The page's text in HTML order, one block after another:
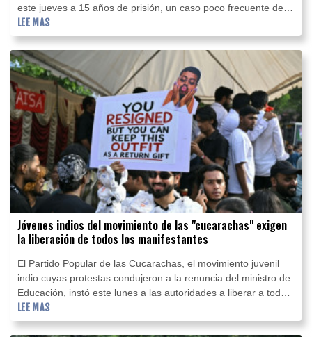
este jueves a 15 años de prisión, un caso poco frecuente de
una persona declarada culpable por un ataque perpetrado por
su hijo.
LEE MAS
Jóvenes indios del movimiento de las "cucarachas" exigen
la liberación de todos los manifestantes
El Partido Popular de las Cucarachas, el movimiento juvenil
indio cuyas protestas condujeron a la renuncia del ministro de
Educación, instó este lunes a las autoridades a liberar a todos
los manifestantes detenidos durante semanas de
movilizaciones en todo el país.
LEE MAS